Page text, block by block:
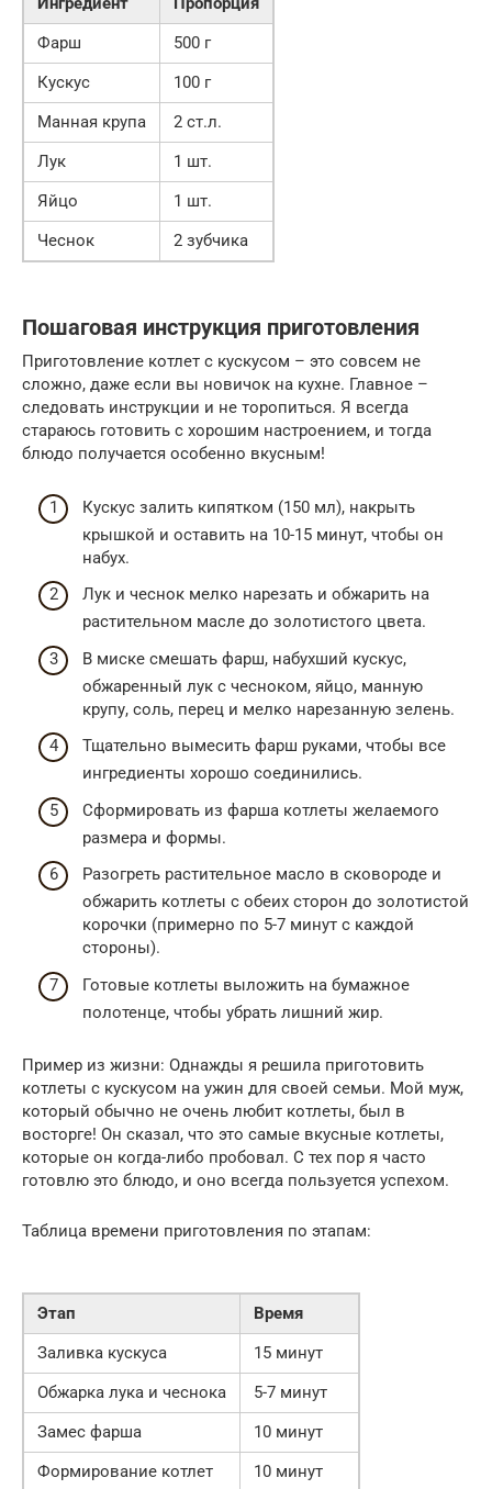
Фарш
500 г
Кускус
100 г
Манная крупа
2 ст.л.
Лук
1 шт.
Яйцо
1 шт.
Чеснок
2 зубчика
Пошаговая инструкция приготовления
Приготовление котлет с кускусом – это совсем не
сложно, даже если вы новичок на кухне. Главное –
следовать инструкции и не торопиться. Я всегда
стараюсь готовить с хорошим настроением, и тогда
блюдо получается особенно вкусным!
Кускус залить кипятком (150 мл), накрыть
крышкой и оставить на 10-15 минут, чтобы он
набух.
Лук и чеснок мелко нарезать и обжарить на
растительном масле до золотистого цвета.
В миске смешать фарш, набухший кускус,
обжаренный лук с чесноком, яйцо, манную
крупу, соль, перец и мелко нарезанную зелень.
Тщательно вымесить фарш руками, чтобы все
ингредиенты хорошо соединились.
Сформировать из фарша котлеты желаемого
размера и формы.
Разогреть растительное масло в сковороде и
обжарить котлеты с обеих сторон до золотистой
корочки (примерно по 5-7 минут с каждой
стороны).
Готовые котлеты выложить на бумажное
полотенце, чтобы убрать лишний жир.
Пример из жизни: Однажды я решила приготовить
котлеты с кускусом на ужин для своей семьи. Мой муж,
который обычно не очень любит котлеты, был в
восторге! Он сказал, что это самые вкусные котлеты,
которые он когда-либо пробовал. С тех пор я часто
готовлю это блюдо, и оно всегда пользуется успехом.
Таблица времени приготовления по этапам:
Этап
Время
Заливка кускуса
15 минут
Обжарка лука и чеснока
5-7 минут
Замес фарша
10 минут
Формирование котлет
10 минут